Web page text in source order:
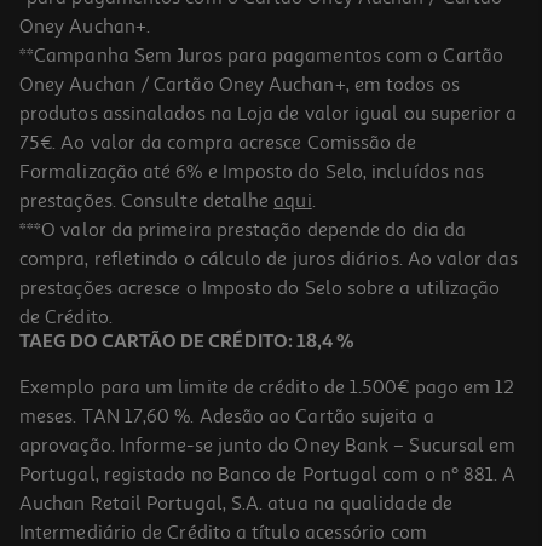
-10%
Livro Encontra O Bolinha Na Biblioteca De Eric Hill
11.61 €/un
12,90 € PVP de editor
11,61 €
-10%
Oney Auchan+.
**Campanha Sem Juros para pagamentos com o Cartão
Oney Auchan / Cartão Oney Auchan+, em todos os
produtos assinalados na Loja de valor igual ou superior a
75€. Ao valor da compra acresce Comissão de
Formalização até 6% e Imposto do Selo, incluídos nas
prestações. Consulte detalhe aqui.
***O valor da primeira prestação depende do dia da
compra, refletindo o cálculo de juros diários. Ao valor das
prestações acresce o Imposto do Selo sobre a utilização
de Crédito.
TAEG DO CARTÃO DE CRÉDITO: 18,4 %
Exemplo para um limite de crédito de 1.500€ pago em 12
meses. TAN 17,60 %. Adesão ao Cartão sujeita a
aprovação. Informe-se junto do Oney Bank – Sucursal em
Portugal, registado no Banco de Portugal com o nº 881. A
Auchan Retail Portugal, S.A. atua na qualidade de
Intermediário de Crédito a título acessório com